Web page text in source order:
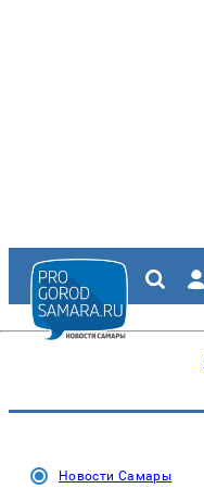
Новости Самары